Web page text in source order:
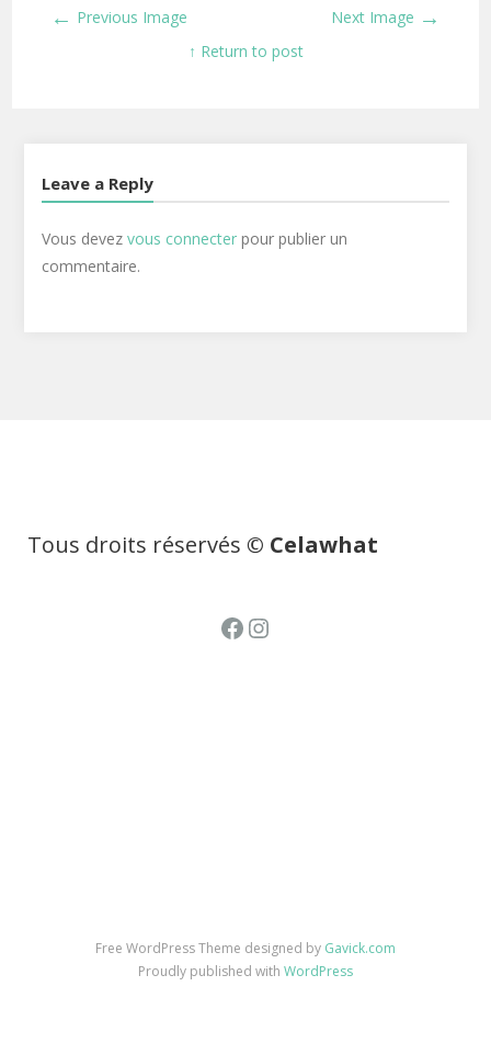
← Previous Image Next Image →
↑ Return to post
Leave a Reply
Vous devez vous connecterpour publier un
commentaire.
Tous droits réservés © Celawhat
Facebook
Instagram
Free WordPress Theme designed by Gavick.com
Proudly published with WordPress